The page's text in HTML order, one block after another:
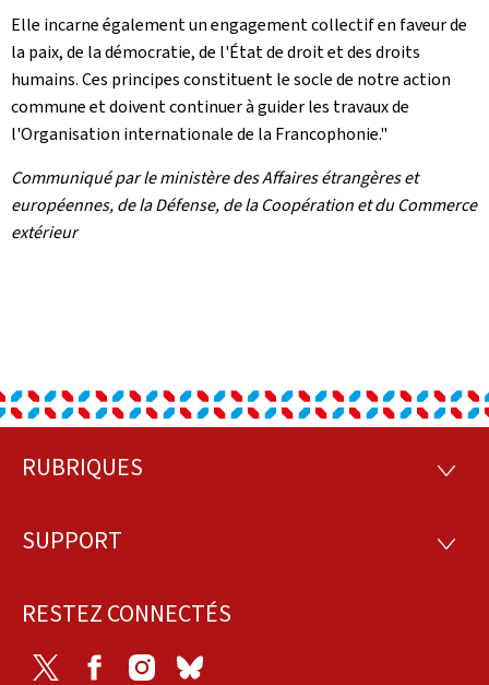
Elle incarne également un engagement collectif en faveur de
la paix, de la démocratie, de l'État de droit et des droits
humains. Ces principes constituent le socle de notre action
commune et doivent continuer à guider les travaux de
l'Organisation internationale de la Francophonie."
Communiqué par le ministère des Affaires étrangères et
européennes, de la Défense, de la Coopération et du Commerce
extérieur
Pied
page
RUBRIQUES
SUPPORT
RESTEZ CONNECTÉS
Twitter FacebookInstagram